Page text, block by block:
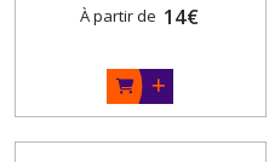
À partir de 14€